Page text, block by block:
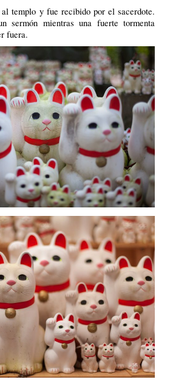
templo y fue recibido por el sacerdote.
mientras una fuerte tormenta
fuera.